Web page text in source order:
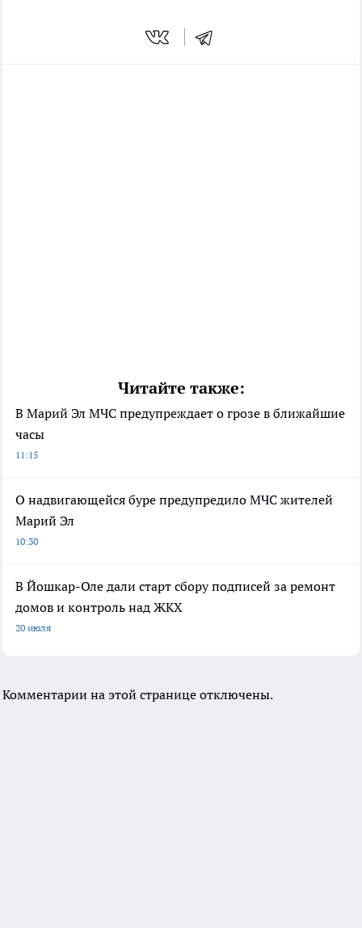
Читайте также:
В Марий Эл МЧС предупреждает о грозе в ближайшие
часы
11:15
О надвигающейся буре предупредило МЧС жителей
Марий Эл
10:30
В Йошкар-Оле дали старт сбору подписей за ремонт
домов и контроль над ЖКХ
20 июля
Комментарии на этой странице отключены.